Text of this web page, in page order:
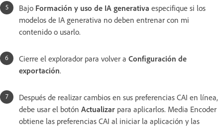
Bajo Formación y uso de IA generativa especifique si los
modelos de IA generativa no deben entrenar con mi
contenido o usarlo.
Cierre el explorador para volver a Configuración de
exportación.
Después de realizar cambios en sus preferencias CAI en línea,
debe usar el botón Actualizar para aplicarlos. Media Encoder
obtiene las preferencias CAI al iniciar la aplicación y las